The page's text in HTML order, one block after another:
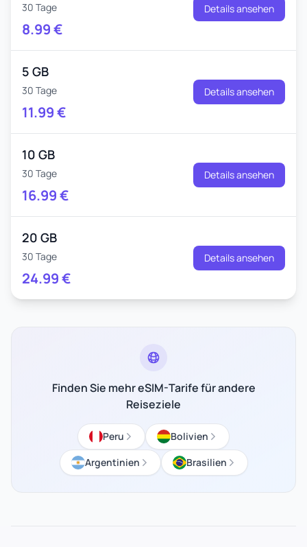
30 Tage
8.99€
Details ansehen
5 GB
30 Tage
11.99€
Details ansehen
10 GB
30 Tage
16.99€
Details ansehen
20 GB
30 Tage
24.99€
Details ansehen
Finden Sie mehr eSIM-Tarife für andere
Reiseziele
Peru
Bolivien
Argentinien
Brasilien